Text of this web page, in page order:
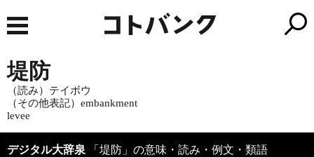
堤防
（読み）テイボウ
（その他表記）embankment
levee
デジタル大辞泉 「堤防」の意味・読み・例文・類語